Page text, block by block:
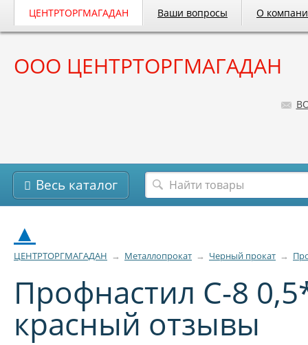
ЦЕНТРТОРГМАГАДАН Ваши вопросы О
ООО ЦЕНТРТОРГМАГАДАН
Весь каталог
▲
ЦЕНТРТОРГМАГАДАН → Металлопрокат → Черный прокат →
Профнастил С-8
красный отзывы